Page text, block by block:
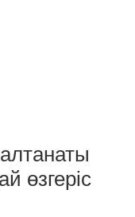
өзгеріс